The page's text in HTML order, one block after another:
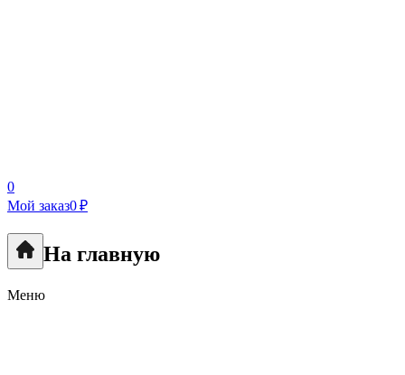
0
Мой заказ0 ₽
На главную
Меню